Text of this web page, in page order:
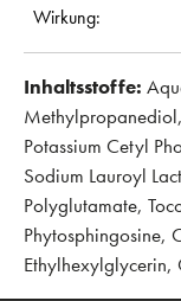
Wirkung:
Inhaltsstoffe:
Potassium Cetyl
Sodium Lauroyl
Polyglutamate,
Phytosphingosine,
Ethylhexylglycerin,